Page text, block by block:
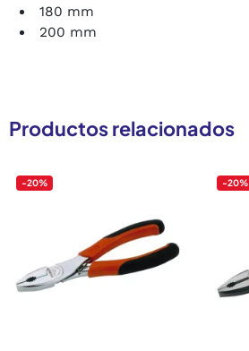
180 mm
200 mm
Productos relacionados
-20% -20%